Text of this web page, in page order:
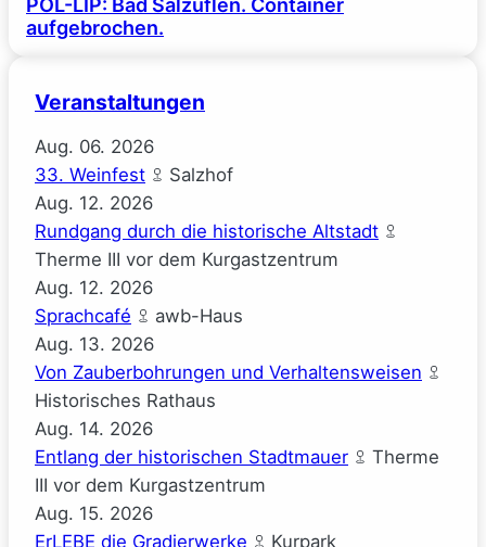
POL-LIP: Bad Salzuflen. Container
aufgebrochen.
Veranstaltungen
Aug. 06. 2026
33. Weinfest
Salzhof
Aug. 12. 2026
Rundgang durch die historische Altstadt
Therme III vor dem Kurgastzentrum
Aug. 12. 2026
Sprachcafé
awb-Haus
Aug. 13. 2026
Von Zauberbohrungen und Verhaltensweisen
Historisches Rathaus
Aug. 14. 2026
Entlang der historischen Stadtmauer
Therme
III vor dem Kurgastzentrum
Aug. 15. 2026
ErLEBE die Gradierwerke
Kurpark